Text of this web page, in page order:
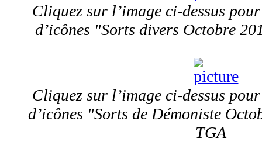
Cliquez sur l’image ci-dessus
d’icônes "Sorts divers Octobre
Cliquez sur l’image ci-dessus
d’icônes "Sorts de Démoniste
TGA